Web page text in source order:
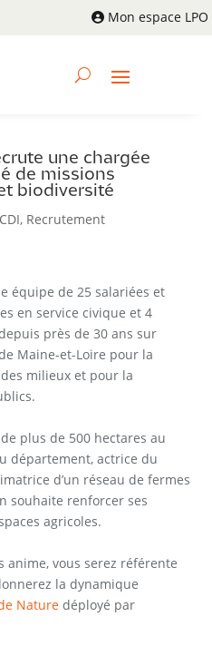
Mon espace LPO
une chargée
de missions
biodiversité
CDI, Recrutement
équipe de 25 salariées et
en service civique et 4
près de 30 ans sur
Maine-et-Loire pour la
milieux et pour la
plus de 500 hectares au
département, actrice du
d’un réseau de fermes
souhaite renforcer ses
agricoles.
anime, vous serez référente
la dynamique
Nature déployé par